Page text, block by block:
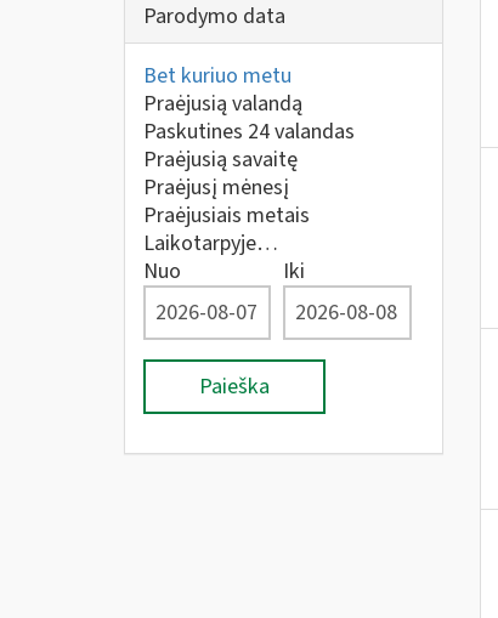
Parodymo data
Bet kuriuo metu
Praėjusią valandą
Paskutines 24 valandas
Praėjusią savaitę
Praėjusį mėnesį
Praėjusiais metais
Laikotarpyje…
Nuo
Iki
Paieška